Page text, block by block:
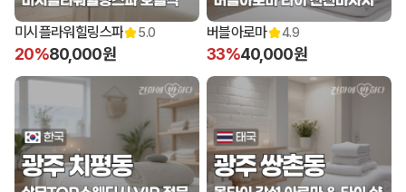
미시플라워힐링스파 5.0
20%80,000원
버블아로마 4.9
33%40,000원